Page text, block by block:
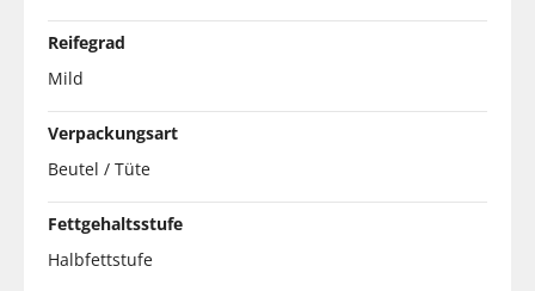
Reifegrad
Mild
Verpackungsart
Beutel / Tüte
Fettgehaltsstufe
Halbfettstufe